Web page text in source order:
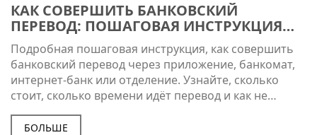
КАК СОВЕРШИТЬ БАНКОВСКИЙ
ПЕРЕВОД: ПОШАГОВАЯ ИНСТРУКЦИЯ
ДЛЯ ФИЗИЧЕСКИХ ЛИЦ
Подробная пошаговая инструкция, как совершить
банковский перевод через приложение, банкомат,
интернет-банк или отделение. Узнайте, сколько
стоит, сколько времени идёт перевод и как не
попасться мошенникам.
БОЛЬШЕ